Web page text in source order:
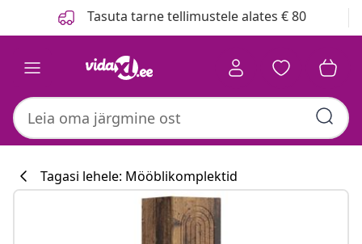
Tasuta tarne tellimustele alates € 80
Tagasi lehele: Mööblikomplektid